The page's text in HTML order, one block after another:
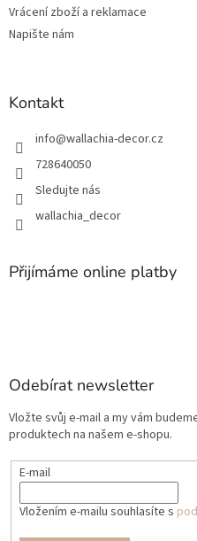
Vrácení zboží a reklamace
Napište nám
Kontakt
info@wallachia-decor.cz
728640050
Sledujte nás
wallachia_decor
Přijímáme online platby
Odebírat newsletter
Vložte svůj e-mail a my vám
produktech na našem e-shopu.
E-mail
Vložením e-mailu souhlasíte s